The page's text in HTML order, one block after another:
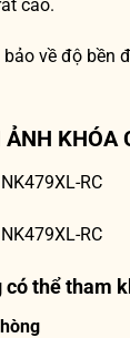
cao.
về độ bền
ẢNH
có thể tham